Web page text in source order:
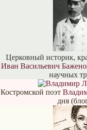
Церковный историк,
Иван Васильевич
научных
Костромской поэт
дня